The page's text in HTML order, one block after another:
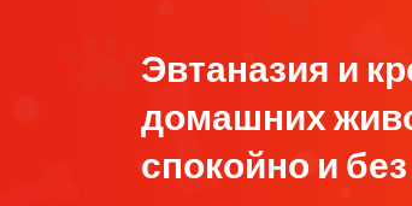
Эвтаназия и
домашних
спокойно и